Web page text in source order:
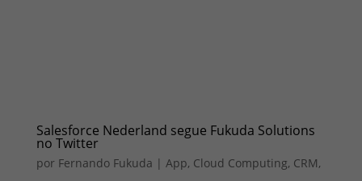
Salesforce Nederland segue Fukuda Solutions
no Twitter
por Fernando Fukuda | App, Cloud Computing, CRM,